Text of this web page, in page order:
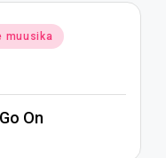
muusika
On